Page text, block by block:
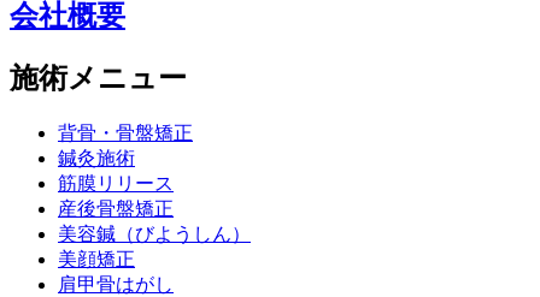
会社概要
施術メニュー
背骨・骨盤矯正
鍼灸施術
筋膜リリース
産後骨盤矯正
美容鍼（びようしん）
美顔矯正
肩甲骨はがし